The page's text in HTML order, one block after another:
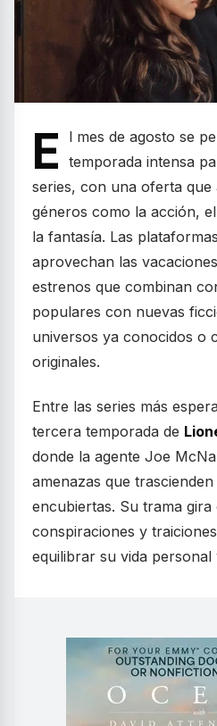
E
l mes de agosto se
temporada intensa
series, con una oferta que
géneros como la acción,
la fantasía. Las
aprovechan las
estrenos que combinan
populares con nuevas
universos ya conocidos o
originales.
Entre las series más
tercera temporada de
donde la agente Joe
amenazas que trascienden
encubiertas. Su trama
conspiraciones y
equilibrar su vida